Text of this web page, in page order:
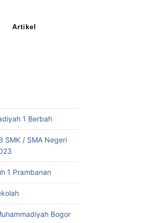
Artikel
1 Berbah
SMK / SMA Negeri
1 Prambanan
Bogor